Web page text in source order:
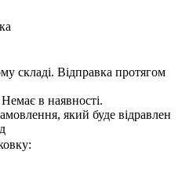
складі. Відправка протягом
в наявності.
який буде відравлен